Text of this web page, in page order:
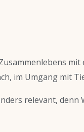
im Umgang mit
relevant, denn